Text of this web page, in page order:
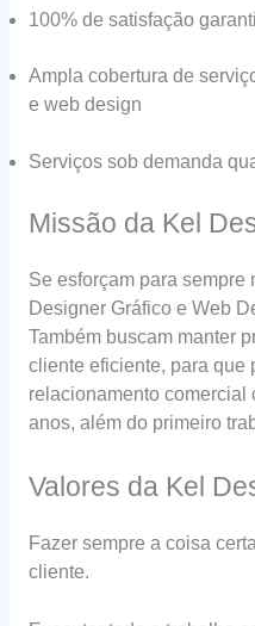
100% de satisfação
Ampla cobertura de
e web design
Serviços sob demanda
Missão da Kel
Se esforçam para sempre
Designer Gráfico e Web
Também buscam manter
cliente eficiente, para que
relacionamento comercial
anos, além do primeiro
Valores da Kel
Fazer sempre a coisa
cliente.